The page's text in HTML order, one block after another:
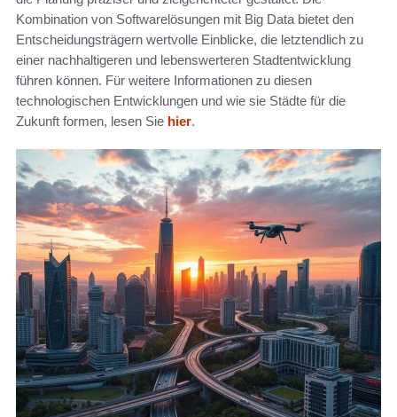
Kombination von Softwarelösungen mit Big Data bietet den
Entscheidungsträgern wertvolle Einblicke, die letztendlich zu
einer nachhaltigeren und lebenswerteren Stadtentwicklung
führen können. Für weitere Informationen zu diesen
technologischen Entwicklungen und wie sie Städte für die
Zukunft formen, lesen Sie hier.